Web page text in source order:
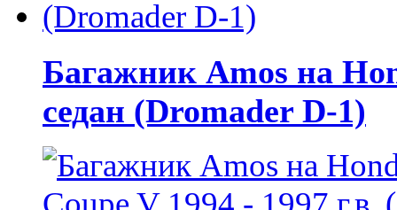
Багажник Amos на
седан (Dromader D-1)